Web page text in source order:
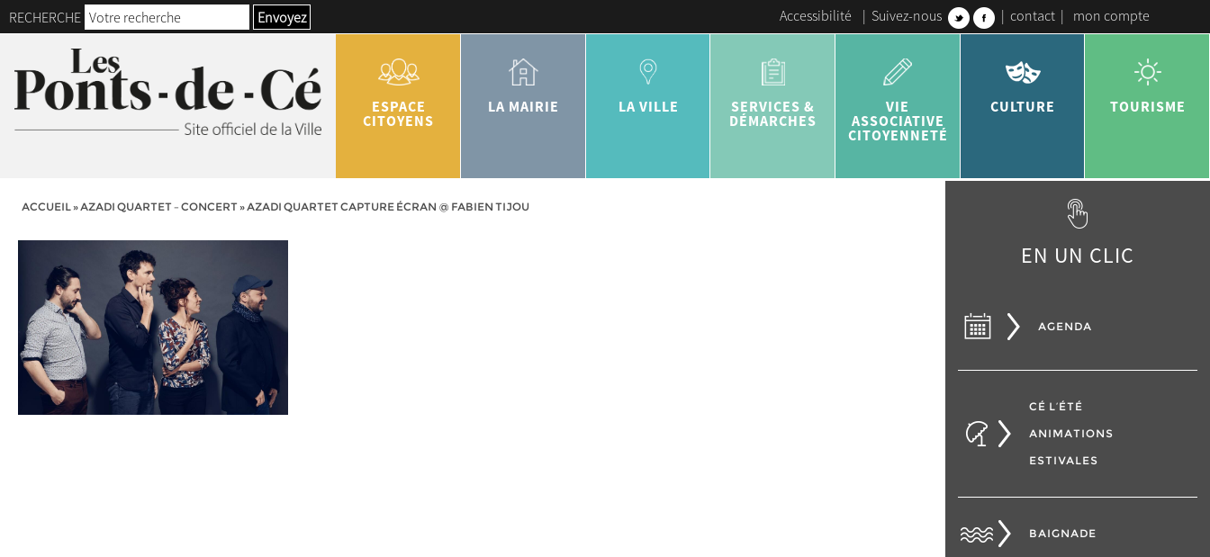
RECHERCHE Envoyez Accessibilité | Suivez-nous | contact | mon compte
ESPACE
CITOYENS
LA MAIRIE LA VILLE
SERVICES &
DÉMARCHES
VIE
ASSOCIATIVE
CITOYENNETÉ
CULTURE TOURISME
ACCUEIL»AZADI QUARTET – CONCERT»AZADI QUARTET CAPTURE ÉCRAN @ FABIEN TIJOU
EN UN CLIC
AGENDA
CÉ L’ÉTÉ
ANIMATIONS
ESTIVALES
BAIGNADE